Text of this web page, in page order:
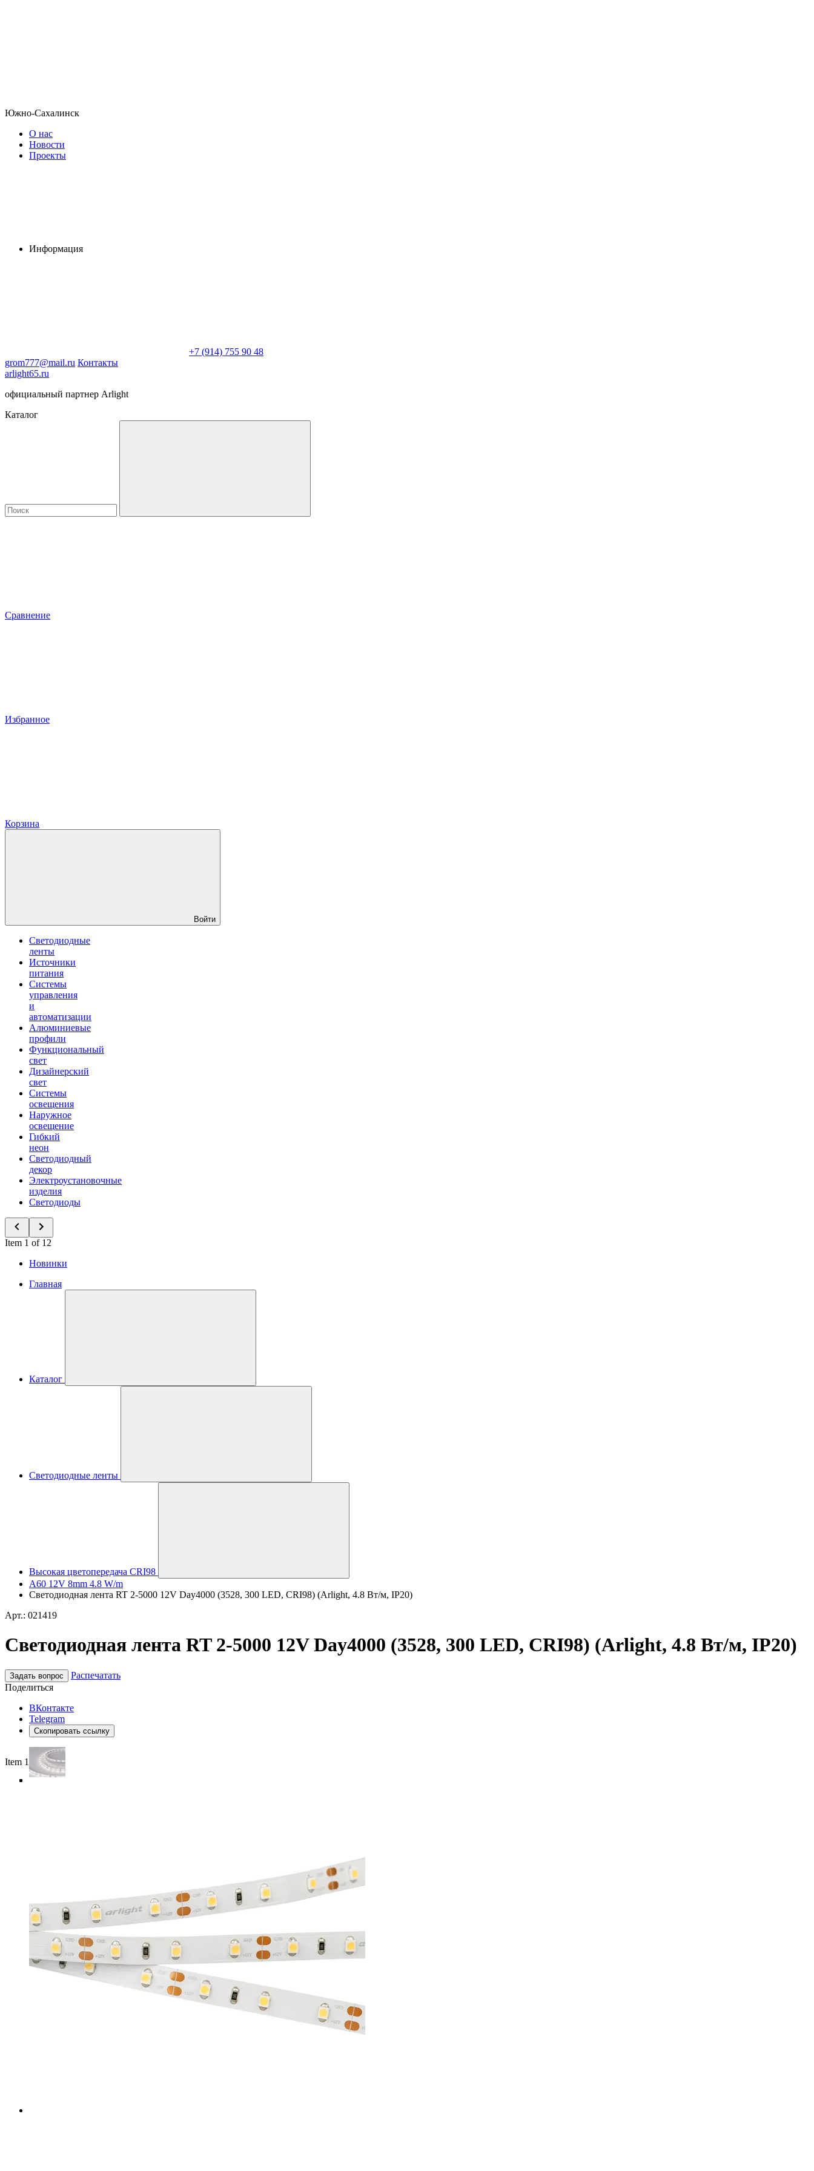
Южно-Сахалинск
О нас
Новости
Проекты
Информация
+7 (914) 755 90 48
grom777@mail.ru Контакты
arlight65.ru
официальный партнер Arlight
Каталог
Сравнение
Избранное
Корзина
Войти
Светодиодные
ленты
Источники
питания
Системы
управления
и
автоматизации
Алюминиевые
профили
Функциональный
свет
Дизайнерский
свет
Системы
освещения
Наружное
освещение
Гибкий
неон
Светодиодный
декор
Электроустановочные
изделия
Светодиоды
Item 1 of 12
Новинки
Главная
Каталог
Светодиодные ленты
Высокая цветопередача CRI98
A60 12V 8mm 4.8 W/m
Светодиодная лента RT 2-5000 12V Day4000 (3528, 300 LED, CRI98) (Arlight, 4.8 Вт/м, IP20)
Арт.: 021419
Светодиодная лента RT 2-5000 12V Day4000 (3528, 300 LED, CRI98) (Arlight, 4.8 Вт/м, IP20)
Задать вопрос
Распечатать
Поделиться
ВКонтакте
Telegram
Скопировать ссылку
Item 1 of 4